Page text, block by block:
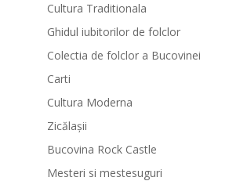
Cultura Traditionala
Ghidul iubitorilor de folclor
Colectia de folclor a Bucovinei
Carti
Cultura Moderna
Zicălașii
Bucovina Rock Castle
Mesteri si mestesuguri